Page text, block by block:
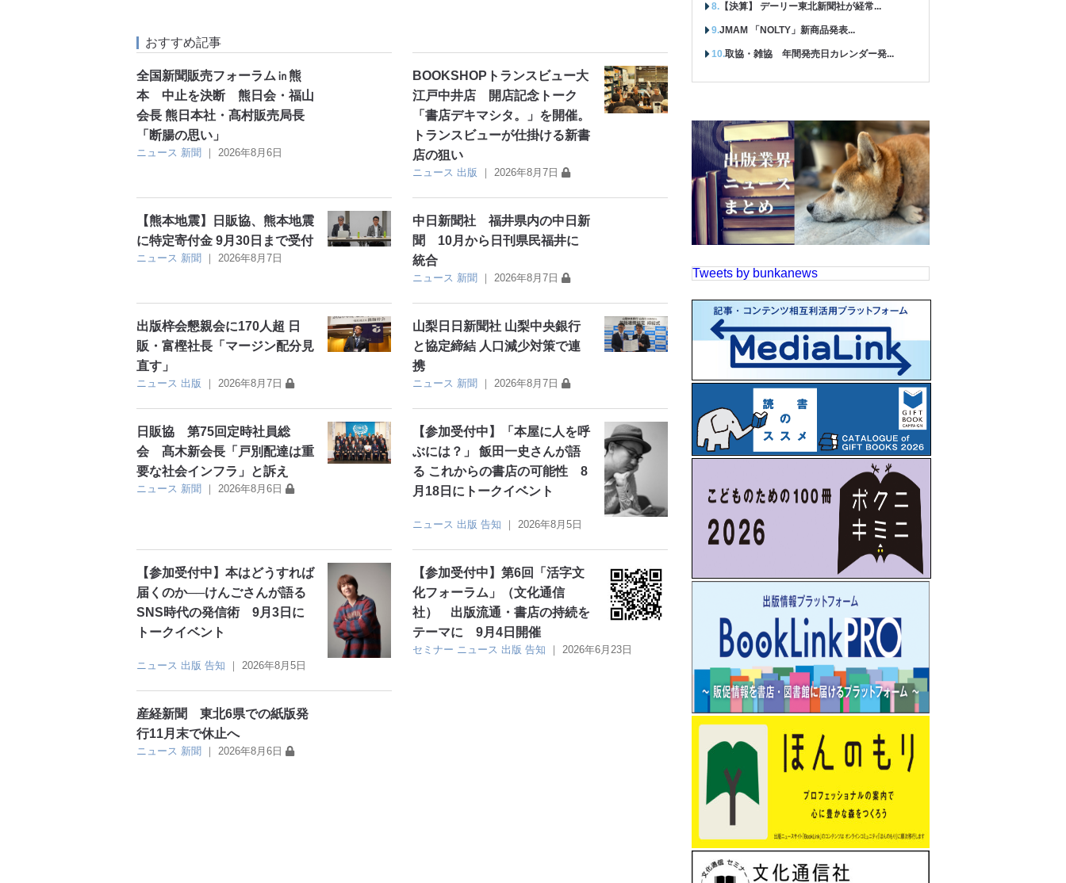
おすすめ記事
全国新聞販売フォーラム㏌熊
本 中止を決断 熊日会・福山
会長 熊日本社・髙村販売局長
「断腸の思い」
ニュース 新聞 ｜ 2026年8月6日
BOOKSHOPトランスビュー大
江戸中井店 開店記念トーク
「書店デキマシタ。」を開催。
トランスビューが仕掛ける新書
店の狙い
ニュース 出版 ｜ 2026年8月7日
【熊本地震】日販協、熊本地震
に特定寄付金 9月30日まで受付
ニュース 新聞 ｜ 2026年8月7日
中日新聞社 福井県内の中日新
聞 10月から日刊県民福井に
統合
ニュース 新聞 ｜ 2026年8月7日
出版梓会懇親会に170人超 日
販・富樫社長「マージン配分見
直す」
ニュース 出版 ｜ 2026年8月7日
山梨日日新聞社 山梨中央銀行
と協定締結 人口減少対策で連
携
ニュース 新聞 ｜ 2026年8月7日
日販協 第75回定時社員総
会 髙木新会長「戸別配達は重
要な社会インフラ」と訴え
ニュース 新聞 ｜ 2026年8月6日
【参加受付中】「本屋に人を呼
ぶには？」 飯田一史さんが語
る これからの書店の可能性 8
月18日にトークイベント
ニュース 出版 告知 ｜2026年8月5日
【参加受付中】本はどうすれば
届くのか──けんごさんが語る
SNS時代の発信術 9月3日に
トークイベント
ニュース 出版 告知 ｜ 2026年8月5日
【参加受付中】第6回「活字文
化フォーラム」（文化通信
社） 出版流通・書店の持続を
テーマに 9月4日開催
セミナー ニュース 出版 告知 ｜2026年6月23日
産経新聞 東北6県での紙版発
行11月末で休止へ
ニュース 新聞 ｜ 2026年8月6日
【決算】 デーリー東北新聞社が経常...
JMAM 「NOLTY」新商品発表...
取協・雑協 年間発売日カレンダー発...
Tweets by bunkanews